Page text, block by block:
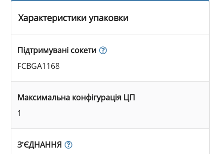
Характеристики упаковки
Підтримувані сокети
FCBGA1168
Максимальна конфігурація ЦП
1
З’ЄДНАННЯ